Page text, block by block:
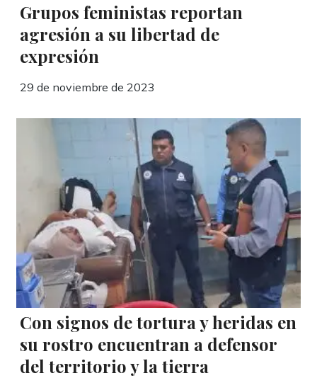
Grupos feministas reportan
agresión a su libertad de
expresión
29 de noviembre de 2023
Con signos de tortura y heridas en
su rostro encuentran a defensor
del territorio y la tierra